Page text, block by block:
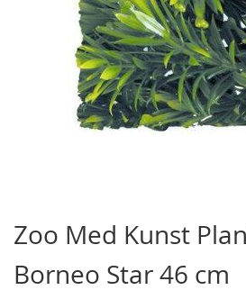
het
begin
van
de
Zoo Med Kunst
Borneo Star 46 cm